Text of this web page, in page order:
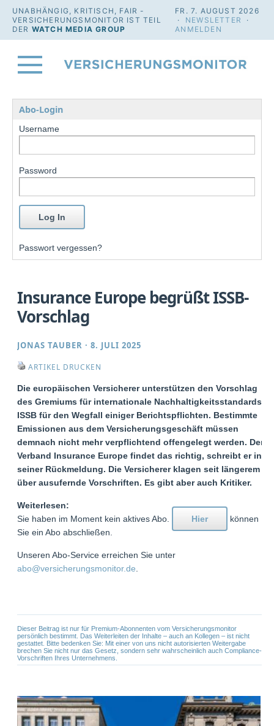
UNABHÄNGIG, KRITISCH, FAIR -
VERSICHERUNGSMONITOR IST TEIL
DER WATCH MEDIA GROUP
FR. 7. AUGUST 2026
· NEWSLETTER
·
ANMELDEN
Abo-Login
Username
Password
Passwort vergessen?
Insurance Europe begrüßt ISSB-
Vorschlag
JONAS TAUBER ·8. JULI 2025
ARTIKEL DRUCKEN
Die europäischen Versicherer unterstützen den Vorschlag
des Gremiums für internationale Nachhaltigkeitsstandards
ISSB für den Wegfall einiger Berichtspflichten. Bestimmte
Emissionen aus dem Versicherungsgeschäft müssen
demnach nicht mehr verpflichtend offengelegt werden. Der
Verband Insurance Europe findet das richtig, schreibt er in
seiner Rückmeldung. Die Versicherer klagen seit längerem
über ausufernde Vorschriften. Es gibt aber auch Kritiker.
Weiterlesen:
Sie haben im Moment kein aktives Abo.
Hier
können
Sie ein Abo abschließen.
Unseren Abo-Service erreichen Sie unter
abo@versicherungsmonitor.de
Dieser Beitrag ist nur für Premium-Abonnenten vom Versicherungsmonitor
persönlich bestimmt. Das Weiterleiten der Inhalte – auch an Kollegen – ist nicht
gestattet. Bitte bedenken Sie: Mit einer von uns nicht autorisierten Weitergabe
brechen Sie nicht nur das Gesetz, sondern sehr wahrscheinlich auch Compliance-
Vorschriften Ihres Unternehmens.